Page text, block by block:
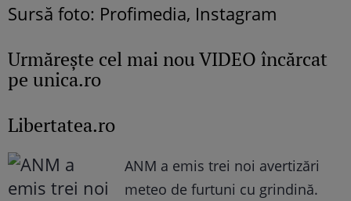
Sursă foto: Profimedia, Instagram
Urmăreşte cel mai nou VIDEO încărcat
pe unica.ro
Libertatea.ro
ANM a emis trei noi avertizări
meteo de furtuni cu grindină.